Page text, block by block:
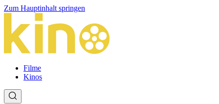
Zum Hauptinhalt springen
Filme
Kinos